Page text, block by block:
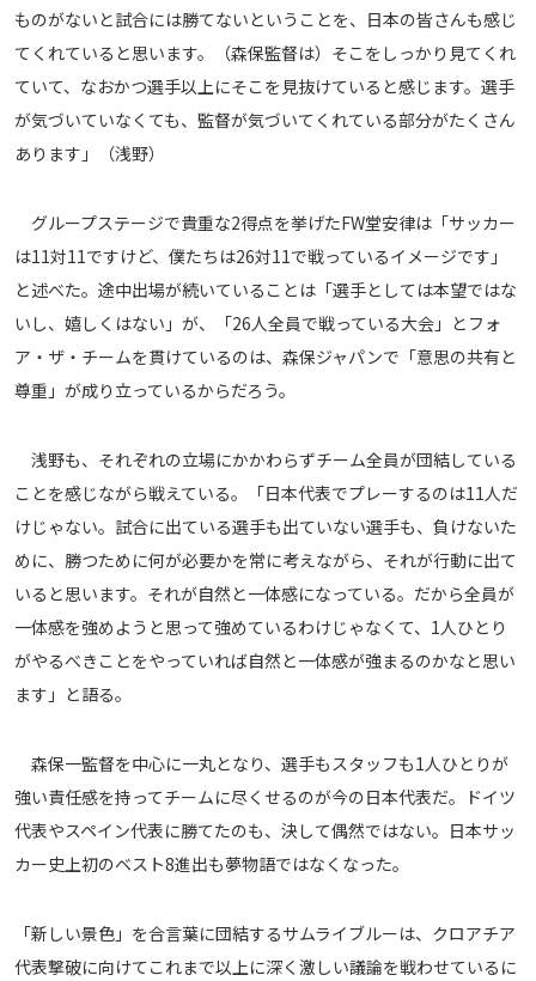
ものがないと試合には勝てないということを、日本の皆さんも感じ
てくれていると思います。（森保監督は）そこをしっかり見てくれ
ていて、なおかつ選手以上にそこを見抜けていると感じます。選手
が気づいていなくても、監督が気づいてくれている部分がたくさん
あります」（浅野）
グループステージで貴重な2得点を挙げたFW堂安律は「サッカー
は11対11ですけど、僕たちは26対11で戦っているイメージです」
と述べた。途中出場が続いていることは「選手としては本望ではな
いし、嬉しくはない」が、「26人全員で戦っている大会」とフォ
ア・ザ・チームを貫けているのは、森保ジャパンで「意思の共有と
尊重」が成り立っているからだろう。
浅野も、それぞれの立場にかかわらずチーム全員が団結している
ことを感じながら戦えている。「日本代表でプレーするのは11人だ
けじゃない。試合に出ている選手も出ていない選手も、負けないた
めに、勝つために何が必要かを常に考えながら、それが行動に出て
いると思います。それが自然と一体感になっている。だから全員が
一体感を強めようと思って強めているわけじゃなくて、1人ひとり
がやるべきことをやっていれば自然と一体感が強まるのかなと思い
ます」と語る。
森保一監督を中心に一丸となり、選手もスタッフも1人ひとりが
強い責任感を持ってチームに尽くせるのが今の日本代表だ。ドイツ
代表やスペイン代表に勝てたのも、決して偶然ではない。日本サッ
カー史上初のベスト8進出も夢物語ではなくなった。
「新しい景色」を合言葉に団結するサムライブルーは、クロアチア
代表撃破に向けてこれまで以上に深く激しい議論を戦わせているに